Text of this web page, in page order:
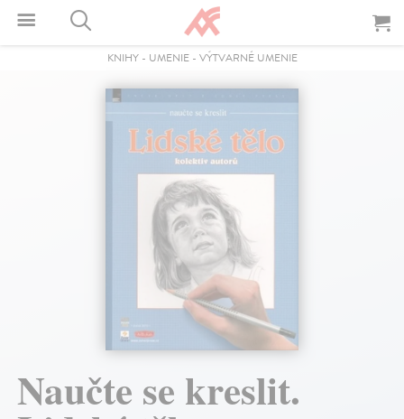
KNIHY- UMENIE- VÝTVARNÉ UMENIE
Naučte se kreslit.